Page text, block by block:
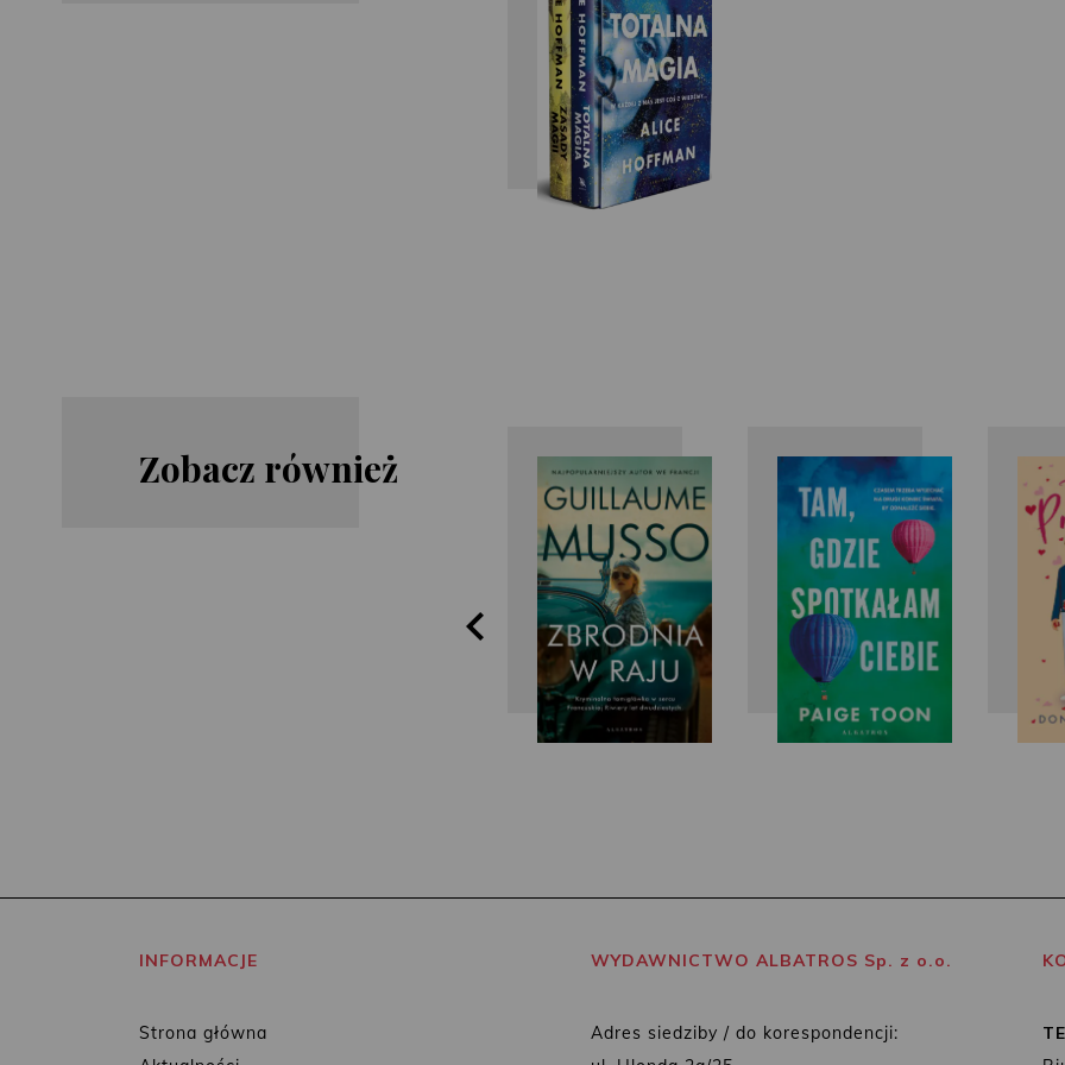
Zobacz również
Lauren
Nicholas
Guillaume
Musso
Paige Toon
INFORMACJE
Strona główna
WYDAWNICTWO ALBATROS Sp. z o.o.
Adres siedziby / do korespondencji: